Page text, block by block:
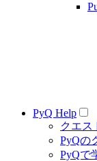
PyQ Help
クエス
PyQの
PyQで